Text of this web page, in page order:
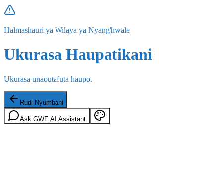
Halmashauri ya Wilaya ya Nyang'hwale
Ukurasa Haupatikani
Ukurasa unaoutafuta haupo.
Rudi Nyumbani
Ask GWF AI Assistant